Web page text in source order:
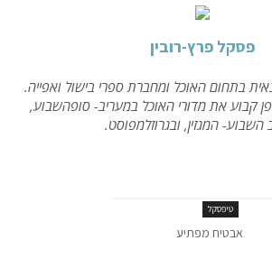
פסקל פרץ-רובין
בתחום האוכל ומחברת ספרי בישול ואפייה.
קבוע את מדורי האוכל במעריב- סופהשבוע,
השבוע- המגזין, ובגרוזלמפוסט.
טיפסקל
אבטיח מפתיע